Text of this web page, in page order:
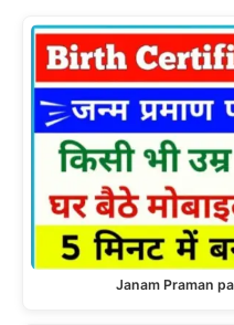
Janam Praman